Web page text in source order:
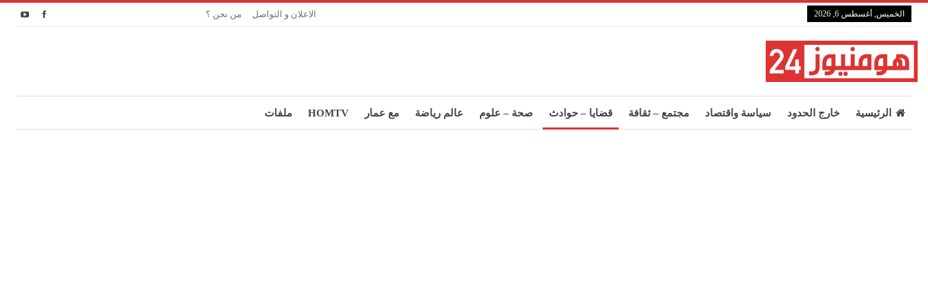
الخميس, أغسطس 6, 2026 من نحن ؟ الاعلان و التواصل
الرئيسية خارج الحدود سياسة واقتصاد مجتمع – ثقافة قضايا – حوادث صحة – علوم عالم رياضة مع عمار HOMTV ملفات